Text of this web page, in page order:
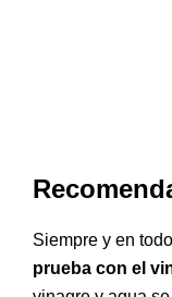
Siempre y en
prueba con el